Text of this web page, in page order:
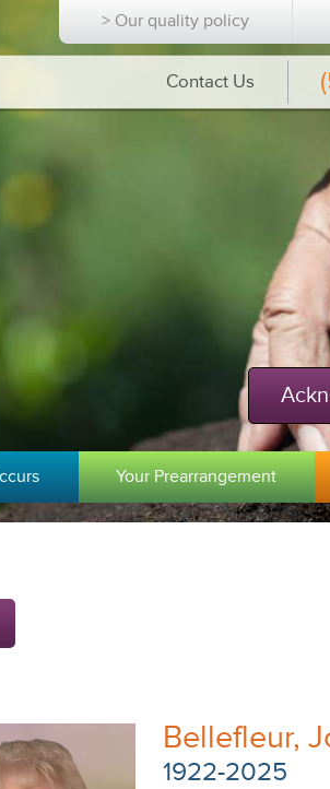
> Our quality policy
Contact Us
Your Prearrangement
Bellefleur,
1922-2025